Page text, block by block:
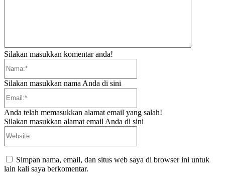
Silakan masukkan komentar anda!
Silakan masukkan nama Anda di sini
Anda telah memasukkan alamat email yang salah!
Silakan masukkan alamat email Anda di sini
Simpan nama, email, dan situs web saya di browser ini untuk
lain kali saya berkomentar.